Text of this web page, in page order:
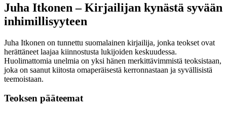
Juha Itkonen – Kirjailijan kynästä syvään
inhimillisyyteen
Juha Itkonen on tunnettu suomalainen kirjailija, jonka teokset ovat
herättäneet laajaa kiinnostusta lukijoiden keskuudessa.
Huolimattomia unelmia on yksi hänen merkittävimmistä teoksistaan,
joka on saanut kiitosta omaperäisestä kerronnastaan ja syvällisistä
teemoistaan.
Teoksen pääteemat